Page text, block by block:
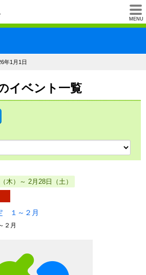
MENU
一般財団法人石川
年1月1日
イベント一覧
木）～ 2月28日（土）
１～２月
２月